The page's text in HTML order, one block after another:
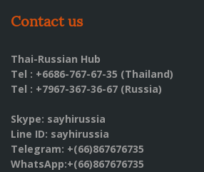
Contact us
Thai-Russian Hub
Tel : +6686-767-67-35 (Thailand)
Tel : +7967-367-36-67 (Russia)
Skype: sayhirussia
Line ID: sayhirussia
Telegram: +(66)867676735
WhatsApp:+(66)867676735